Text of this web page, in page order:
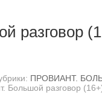
разговор
ПРОВИАНТ.
Большой разговор